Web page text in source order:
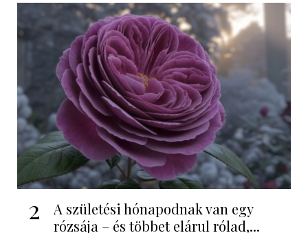
2
A születési hónapodnak van egy
rózsája – és többet elárul rólad,...